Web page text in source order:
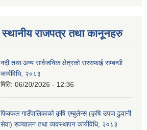
स्थानीय राजपत्र तथा कानूनहरु
नदी तथा अन्य सार्वजनिक क्षेत्रको सरसफाई सम्बन्धी
कार्यविधि, २०८३
मिति: 06/20/2026 - 12:36
फिक्कल गाउँपालिकाको कृषि एम्बुलेन्स (कृषि उपज ढुवानी
सेवा) सञ्चालन तथा व्यवस्थापन कार्यविधि, २०८३